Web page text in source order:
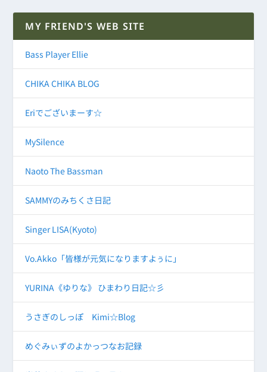
MY FRIEND'S WEB SITE
Bass Player Ellie
CHIKA CHIKA BLOG
Eriでございまーす☆
MySilence
Naoto The Bassman
SAMMYのみちくさ日記
Singer LISA(Kyoto)
Vo.Akko「皆様が元気になりますよぅに」
YURINA《ゆりな》 ひまわり日記☆彡
うさぎのしっぽ Kimi☆Blog
めぐみぃずのよかっつなお記録